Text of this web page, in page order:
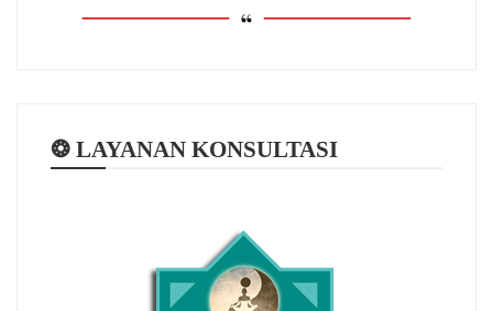
❂ LAYANAN KONSULTASI